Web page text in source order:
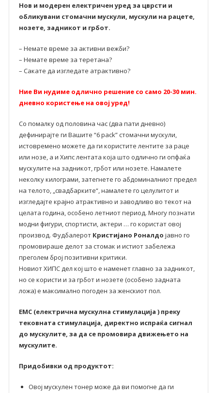
Нов и модерен електричен уред за цврсти и
обликувани стомачни мускули, мускули на рацете,
нозете, задникот и грбот.
– Немате време за активни вежби?
– Немате време за теретана?
– Сакате да изгледате атрактивно?
Ние Ви нудиме одлично решение со само 20-30 мин.
дневно користење на овој уред!
Со помалку од половина час (два пати дневно)
дефинирајте ги Вашите “6 pack” стомачни мускули,
истовремено можете да ги користите лентите за раце
или нозе, а и Хипс лентата која што одлично ги опфаќа
мускулите на задникот, грбот или нозете. Намалете
неколку килограми, затегнете го абдоминалниот предел
на телото, „свадбарките“, намалете го целулитот и
изгледајте крајно атрактивно и заводливо во текот на
целата година, особено летниот период. Многу познати
модни фигури, спортисти, актери … го користат овој
производ. Фудбалерот Кристијано Роналдо јавно го
промовираше делот за стомак и истиот забележа
преголем број позитивни критики.
Новиот ХИПС дел кој што е наменет главно за задникот,
но се користи и за грбот и нозете (особено задната
ложа) е максимално погоден за женскиот пол.
ЕМС (електрична мускулна стимулација ) преку
тековната стимулација, директно испраќа сигнал
до мускулите, за да се промовира движењето на
мускулите.
Придобивки од продуктот:
Овој мускулен тонер може да ви помогне да ги